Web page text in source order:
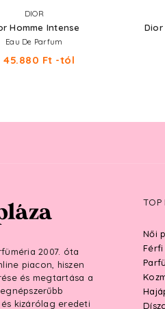
DIOR
Homme Intense
Eau De Parfum
45.880 Ft -tól
Dior
2007. óta
piacon, hiszen
és megtartása a
kizárólag eredeti
TOP
Női